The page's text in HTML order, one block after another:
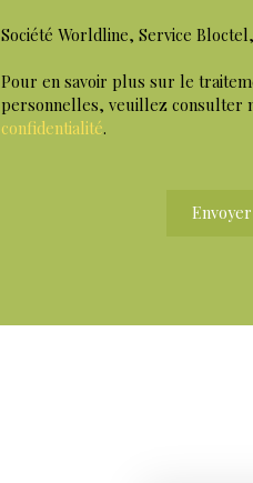
Société Worldline, Service Bloctel,
Pour en savoir plus sur le
personnelles, veuillez consulter
confidentialité.
Envoyer